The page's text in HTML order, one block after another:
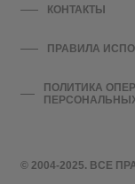
© 2004-2025. ВСЕ
КОНТАКТЫ
ПРАВИЛА
ПОЛИТИКА